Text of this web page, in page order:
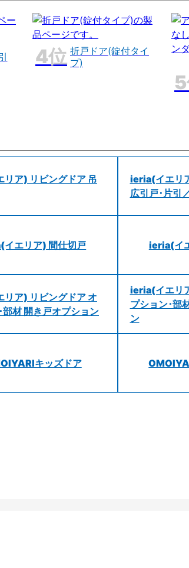
折戸ドア(錠付タイ
プ)
ア) リビングドア 吊
ieria(イエリ
広引戸･片引
エリア) 間仕切戸 ieria(イ
ア) リビングドア オ
部材 開き戸オプション
ieria(イエリ
プション･部
ン
キッズドア